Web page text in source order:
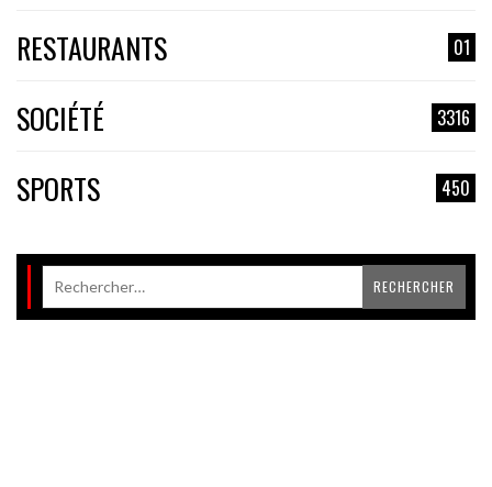
RESTAURANTS 01
SOCIÉTÉ 3316
SPORTS 450